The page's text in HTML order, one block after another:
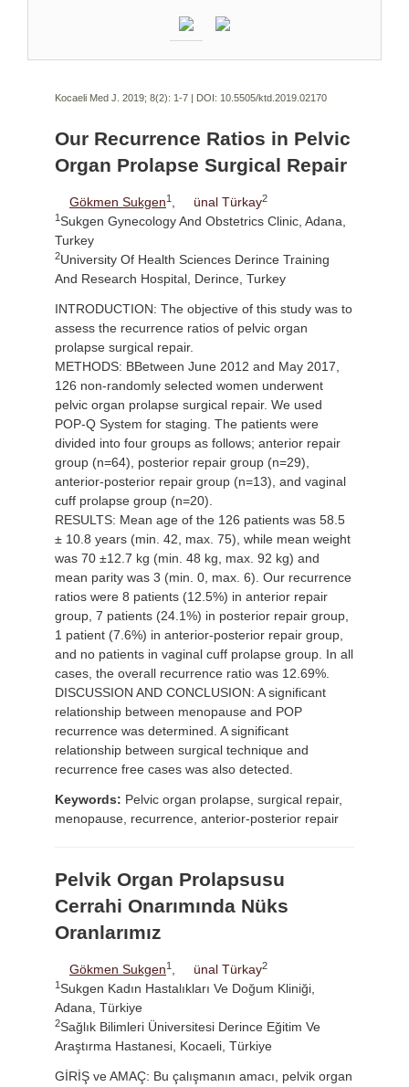
Kocaeli Med J. 2019; 8(2): 1-7 | DOI: 10.5505/ktd.2019.02170
Our Recurrence Ratios in Pelvic
Organ Prolapse Surgical Repair
Gökmen Sukgen1 ünal Türkay2
1Sukgen Gynecology And Obstetrics Clinic, Adana,
Turkey
2University Of Health Sciences Derince Training
And Research Hospital, Derince, Turkey
INTRODUCTION: The objective of this study was to
assess the recurrence ratios of pelvic organ
prolapse surgical repair.
METHODS: BBetween June 2012 and May 2017,
126 non-randomly selected women underwent
pelvic organ prolapse surgical repair. We used
POP-Q System for staging. The patients were
divided into four groups as follows; anterior repair
group (n=64), posterior repair group (n=29),
anterior-posterior repair group (n=13), and vaginal
cuff prolapse group (n=20).
RESULTS: Mean age of the 126 patients was 58.5
± 10.8 years (min. 42, max. 75), while mean weight
was 70 ±12.7 kg (min. 48 kg, max. 92 kg) and
mean parity was 3 (min. 0, max. 6). Our recurrence
ratios were 8 patients (12.5%) in anterior repair
group, 7 patients (24.1%) in posterior repair group,
1 patient (7.6%) in anterior-posterior repair group,
and no patients in vaginal cuff prolapse group. In all
cases, the overall recurrence ratio was 12.69%.
DISCUSSION AND CONCLUSION: A significant
relationship between menopause and POP
recurrence was determined. A significant
relationship between surgical technique and
recurrence free cases was also detected.
Keywords: Pelvic organ prolapse, surgical repair,
menopause, recurrence, anterior-posterior repair
Pelvik Organ Prolapsusu
Cerrahi Onarımında Nüks
Oranlarımız
Gökmen Sukgen1 ünal Türkay2
1Sukgen Kadın Hastalıkları Ve Doğum Kliniği,
Adana, Türkiye
2Sağlık Bilimleri Üniversitesi Derince Eğitim Ve
Araştırma Hastanesi, Kocaeli, Türkiye
GİRİŞ ve AMAÇ: Bu çalışmanın amacı, pelvik organ